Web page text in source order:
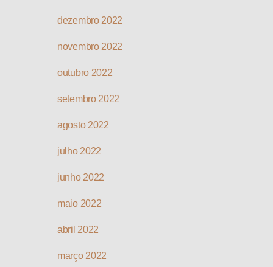
dezembro 2022
novembro 2022
outubro 2022
setembro 2022
agosto 2022
julho 2022
junho 2022
maio 2022
abril 2022
março 2022